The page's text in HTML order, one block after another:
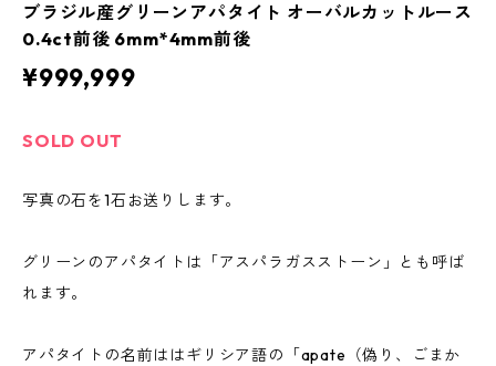
ブラジル産グリーンアパタイト オーバルカットルース
0.4ct前後 6mm*4mm前後
¥999,999
SOLD OUT
写真の石を1石お送りします。
グリーンのアパタイトは「アスパラガスストーン」とも呼ば
れます。
アパタイトの名前ははギリシア語の「apate（偽り、ごまか